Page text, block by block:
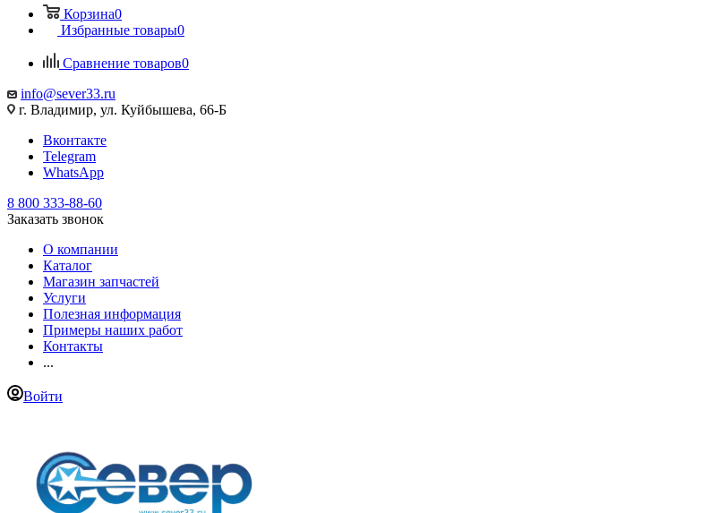
Корзина0
Избранные товары0
Сравнение товаров0
info@sever33.ru
г. Владимир, ул. Куйбышева, 66-Б
Вконтакте
Telegram
WhatsApp
8 800 333-88-60
Заказать звонок
О компании
Каталог
Магазин запчастей
Услуги
Полезная информация
Примеры наших работ
Контакты
...
Войти